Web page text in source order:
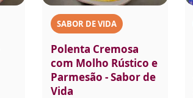
SABOR DE VIDA
Polenta Cremosa
com Molho Rústico e
Parmesão - Sabor de
Vida